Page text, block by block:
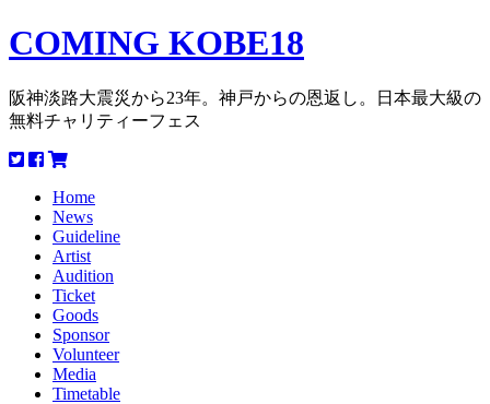
COMING KOBE18
阪神淡路大震災から23年。神戸からの恩返し。日本最大級の
無料チャリティーフェス
Home
News
Guideline
Artist
Audition
Ticket
Goods
Sponsor
Volunteer
Media
Timetable